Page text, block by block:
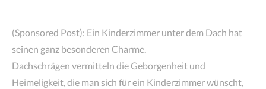
(Sponsored Post): Ein Kinderzimmer unter dem Dach hat
seinen ganz besonderen Charme.
Dachschrägen vermitteln die Geborgenheit und
Heimeligkeit, die man sich für ein Kinderzimmer wünscht,